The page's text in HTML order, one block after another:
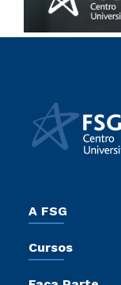
A FSG
Sala de Imprensa
Cursos